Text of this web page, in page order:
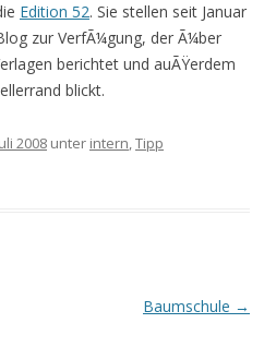
Edition 52. Sie stellen seit Januar
zur VerfÃ¼gung, der Ã¼ber
berichtet und auÃŸerdem
blickt.
2008 unter intern,Tipp
Baumschule →